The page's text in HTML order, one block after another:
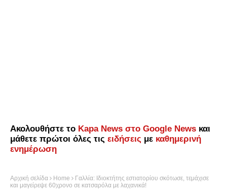
Ακολουθήστε το Kapa News στο Google News και
μάθετε πρώτοι όλες τις ειδήσεις με καθημερινή
ενημέρωση
Αρχική σελίδα Home
Γαλλία: Ιδιοκτήτης εστιατορίου σκότωσε, τεμάχισε
και μαγείρεψε 60χρονο σε κατσαρόλα με λαχανικά!